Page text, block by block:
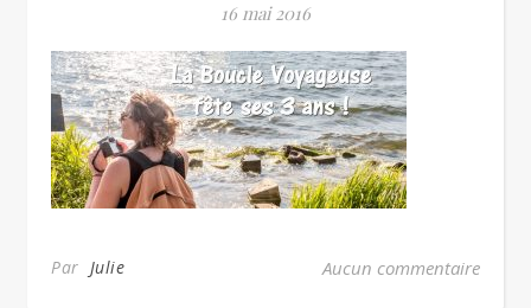
16 mai 2016
Par Julie Aucun commentaire